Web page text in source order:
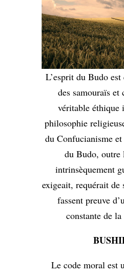
L’esprit du Budo
des samouraïs et
véritable éthique
philosophie
du Confucianisme
du Budo, outre
intrinsèquement
exigeait, requérait de
fassent preuve
constante de
Le code moral est